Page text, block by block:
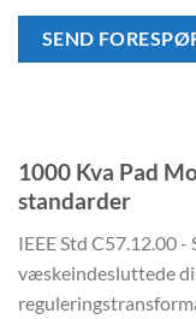
SEND
1000 Kva Pad
standarder
IEEE Std C57.12.00
væskeindesluttede